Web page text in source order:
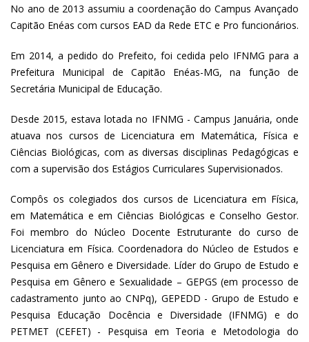
No ano de 2013 assumiu a coordenação do Campus Avançado
Capitão Enéas com cursos EAD da Rede ETC e Pro funcionários.
Em 2014, a pedido do Prefeito, foi cedida pelo IFNMG para a
Prefeitura Municipal de Capitão Enéas-MG, na função de
Secretária Municipal de Educação.
Desde 2015, estava lotada no IFNMG - Campus Januária, onde
atuava nos cursos de Licenciatura em Matemática, Física e
Ciências Biológicas, com as diversas disciplinas Pedagógicas e
com a supervisão dos Estágios Curriculares Supervisionados.
Compôs os colegiados dos cursos de Licenciatura em Física,
em Matemática e em Ciências Biológicas e Conselho Gestor.
Foi membro do Núcleo Docente Estruturante do curso de
Licenciatura em Física. Coordenadora do Núcleo de Estudos e
Pesquisa em Gênero e Diversidade. Líder do Grupo de Estudo e
Pesquisa em Gênero e Sexualidade – GEPGS (em processo de
cadastramento junto ao CNPq), GEPEDD - Grupo de Estudo e
Pesquisa Educação Docência e Diversidade (IFNMG) e do
PETMET (CEFET) - Pesquisa em Teoria e Metodologia do